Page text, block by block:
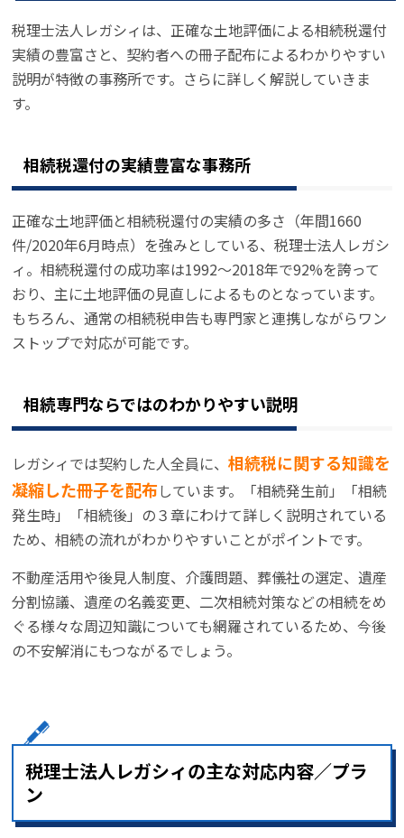
税理士法人レガシィは、正確な土地評価による相続税還付
実績の豊富さと、契約者への冊子配布によるわかりやすい
説明が特徴の事務所です。さらに詳しく解説していきま
す。
相続税還付の実績豊富な事務所
正確な土地評価と相続税還付の実績の多さ（年間1660
件/2020年6月時点）を強みとしている、税理士法人レガシ
ィ。相続税還付の成功率は1992～2018年で92%を誇って
おり、主に土地評価の見直しによるものとなっています。
もちろん、通常の相続税申告も専門家と連携しながらワン
ストップで対応が可能です。
相続専門ならではのわかりやすい説明
レガシィでは契約した人全員に、相続税に関する知識を
凝縮した冊子を配布 しています。「相続発生前」「相続
発生時」「相続後」の３章にわけて詳しく説明されている
ため、相続の流れがわかりやすいことがポイントです。
不動産活用や後見人制度、介護問題、葬儀社の選定、遺産
分割協議、遺産の名義変更、二次相続対策などの相続をめ
ぐる様々な周辺知識についても網羅されているため、今後
の不安解消にもつながるでしょう。
税理士法人レガシィの主な対応内容／プラ
ン